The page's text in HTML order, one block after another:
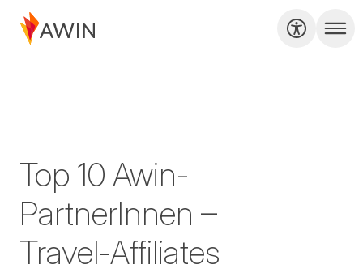
Top 10 Awin-
PartnerInnen –
Travel-Affiliates